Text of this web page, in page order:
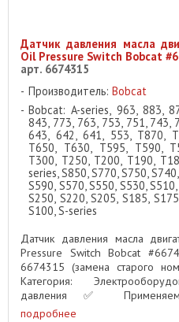
Датчик давления масла
Oil Pressure Switch Bobcat
арт. 6674315
Производитель: Bobcat
Bobcat: A-series, 963, 883,
843, 773, 763, 753, 751, 743,
643, 642, 641, 553, T870,
T650, T630, T595, T590,
T300, T250, T200, T190,
series, S850, S770, S750,
S590, S570, S550, S530,
S250, S220, S205, S185,
S100, S-series
Датчик давления масла
Pressure Switch Bobcat
6674315 (замена старого
Категория:
давления ✅
гусеничные и полноприводные
подробнее